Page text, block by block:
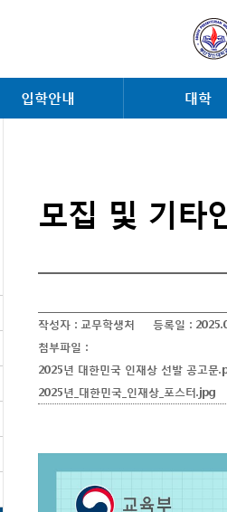
입학안내 대학
모집 및 기타
작성자 : 교무학생처 등록일 :
첨부파일 :
2025년 대한민국 인재상 선발 공고문
2025년_대한민국_인재상_포스터.jpg